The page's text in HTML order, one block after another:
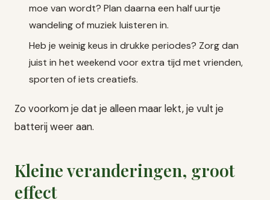
moe van wordt? Plan daarna een half uurtje
wandeling of muziek luisteren in.
Heb je weinig keus in drukke periodes? Zorg dan
juist in het weekend voor extra tijd met vrienden,
sporten of iets creatiefs.
Zo voorkom je dat je alleen maar lekt, je vult je
batterij weer aan.
Kleine veranderingen, groot
effect